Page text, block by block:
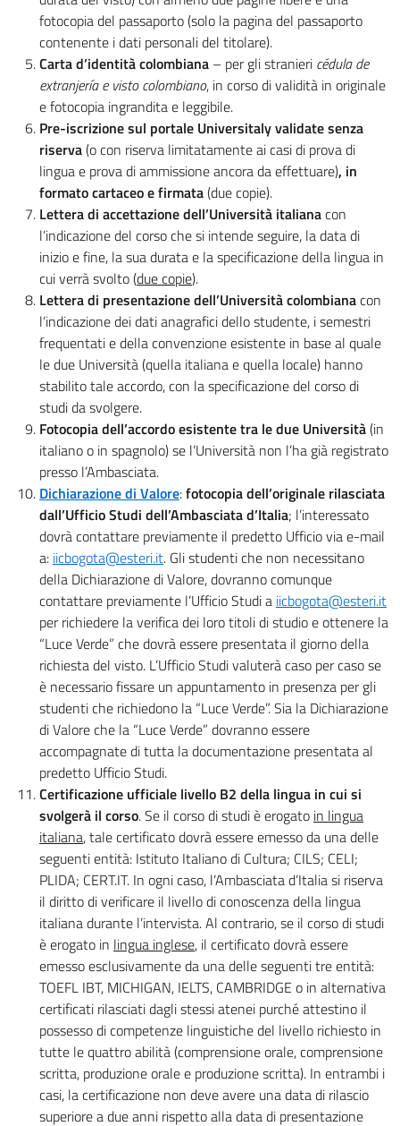
fotocopia del passaporto (solo la pagina del passaporto
contenente i dati personali del titolare).
Carta d’identità colombiana – per gli stranieri cédula de
extranjería e visto colombiano, in corso di validità in originale
e fotocopia ingrandita e leggibile.
Pre-iscrizione sul portale Universitaly validate senza
riserva(o con riserva limitatamente ai casi di prova di
lingua e prova di ammissione ancora da effettuare), in
formato cartaceo e firmata(due copie).
Lettera di accettazione dell’Università italianacon
l’indicazione del corso che si intende seguire, la data di
inizio e fine, la sua durata e la specificazione della lingua in
cui verrà svolto (due copie).
Lettera di presentazione dell’Università colombianacon
l’indicazione dei dati anagrafici dello studente, i semestri
frequentati e della convenzione esistente in base al quale
le due Università (quella italiana e quella locale) hanno
stabilito tale accordo, con la specificazione del corso di
studi da svolgere.
Fotocopia dell’accordo esistente tra le due Università(in
italiano o in spagnolo) se l’Università non l’ha già registrato
presso l’Ambasciata.
Dichiarazione di Valore:fotocopia dell’originale rilasciata
dall’Ufficio Studi dell’Ambasciata d’Italia; l’interessato
dovrà contattare previamente il predetto Ufficio via e-mail
a: iicbogota@esteri.it. Gli studenti che non necessitano
della Dichiarazione di Valore, dovranno comunque
contattare previamente l’Ufficio Studi a iicbogota@esteri.it
per richiedere la verifica dei loro titoli di studio e ottenere la
“Luce Verde” che dovrà essere presentata il giorno della
richiesta del visto. L’Ufficio Studi valuterà caso per caso se
è necessario fissare un appuntamento in presenza per gli
studenti che richiedono la “Luce Verde”. Sia la Dichiarazione
di Valore che la “Luce Verde” dovranno essere
accompagnate di tutta la documentazione presentata al
predetto Ufficio Studi.
Certificazione ufficiale livello B2 della lingua in cui si
svolgerà il corso. Se il corso di studi è erogato in lingua
italiana, tale certificato dovrà essere emesso da una delle
seguenti entità: Istituto Italiano di Cultura; CILS; CELI;
PLIDA; CERT.IT. In ogni caso, l’Ambasciata d’Italia si riserva
il diritto di verificare il livello di conoscenza della lingua
italiana durante l’intervista. Al contrario, se il corso di studi
è erogato in lingua inglese, il certificato dovrà essere
emesso esclusivamente da una delle seguenti tre entità:
TOEFL IBT, MICHIGAN, IELTS, CAMBRIDGE o in alternativa
certificati rilasciati dagli stessi atenei purché attestino il
possesso di competenze linguistiche del livello richiesto in
tutte le quattro abilità (comprensione orale, comprensione
scritta, produzione orale e produzione scritta). In entrambi i
casi, la certificazione non deve avere una data di rilascio
superiore a due anni rispetto alla data di presentazione